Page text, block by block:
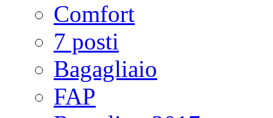
Comfort
7 posti
Bagagliaio
FAP